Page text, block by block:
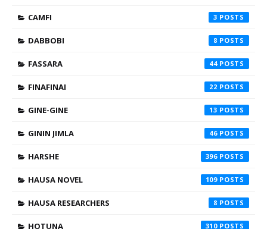
CAMFI 3
DABBOBI 8
FASSARA 44
FINAFINAI 22
GINE-GINE 13
GININ JIMLA 46
HARSHE 396
HAUSA NOVEL 109
HAUSA RESEARCHERS 8
HOTUNA 310